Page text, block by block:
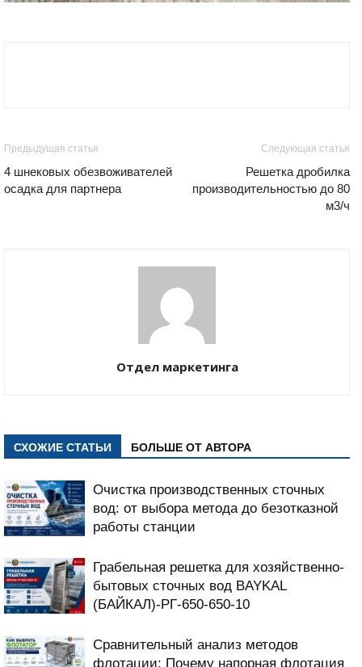
Предыдущая статья
4 шнековых обезвоживателей
осадка для партнера
Следующая статья
Решетка дробилка
производительностью до 80
м3/ч
Отдел маркетинга
СХОЖИЕ СТАТЬИ БОЛЬШЕ ОТ АВТОРА
Очистка производственных сточных
вод: от выбора метода до безотказной
работы станции
Грабельная решетка для хозяйственно-
бытовых сточных вод BAYKAL
(БАЙКАЛ)-РГ-650-650-10
Сравнительный анализ методов
флотации: Почему напорная флотация